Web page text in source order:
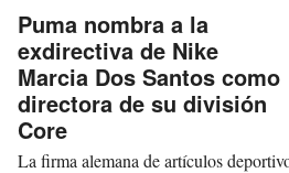
de Romain Spitzer como CEO de la
marca italiana, en sustitución de
Bartolomeo Rongone, quien había
dejado la compañía a finales de marzo
y se había incorporado a Moncler
como...
Puma nombra a la
exdirectiva de Nike
Marcia Dos Santos como
directora de su división
Core
La firma alemana de artículos